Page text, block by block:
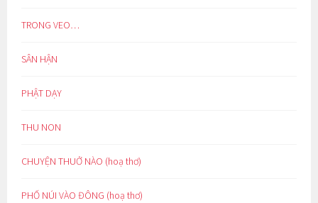
TRONG VEO…
SÂN HẬN
PHẬT DẠY
THU NON
CHUYỆN THUỞ NÀO (hoạ thơ)
PHỐ NÚI VÀO ĐÔNG (hoạ thơ)